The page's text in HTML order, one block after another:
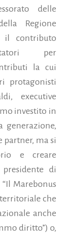
delle
Regione
il contributo
per
la cui
protagonisti
executive
investito in
partner, ma si
e creare
di
Marebonus
che
anche
diritto”) o,